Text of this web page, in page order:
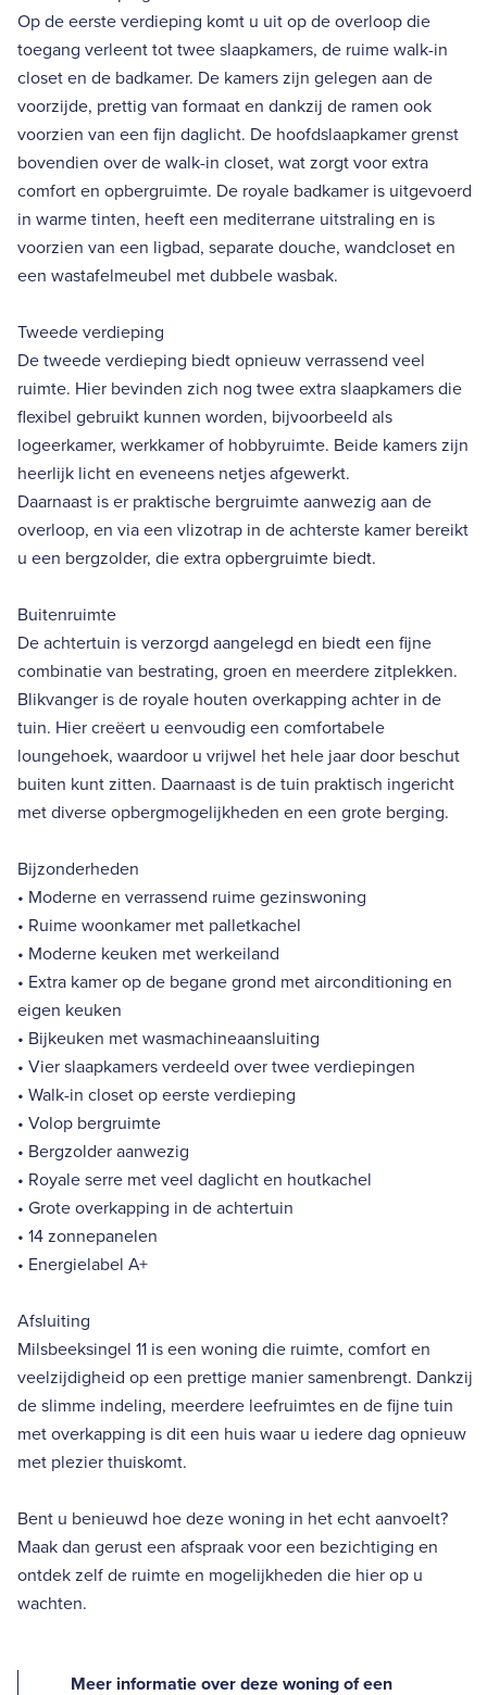
Op de eerste verdieping komt u uit op de overloop die
toegang verleent tot twee slaapkamers, de ruime walk-in
closet en de badkamer. De kamers zijn gelegen aan de
voorzijde, prettig van formaat en dankzij de ramen ook
voorzien van een fijn daglicht. De hoofdslaapkamer grenst
bovendien over de walk-in closet, wat zorgt voor extra
comfort en opbergruimte. De royale badkamer is uitgevoerd
in warme tinten, heeft een mediterrane uitstraling en is
voorzien van een ligbad, separate douche, wandcloset en
een wastafelmeubel met dubbele wasbak.
Tweede verdieping
De tweede verdieping biedt opnieuw verrassend veel
ruimte. Hier bevinden zich nog twee extra slaapkamers die
flexibel gebruikt kunnen worden, bijvoorbeeld als
logeerkamer, werkkamer of hobbyruimte. Beide kamers zijn
heerlijk licht en eveneens netjes afgewerkt.
Daarnaast is er praktische bergruimte aanwezig aan de
overloop, en via een vlizotrap in de achterste kamer bereikt
u een bergzolder, die extra opbergruimte biedt.
Buitenruimte
De achtertuin is verzorgd aangelegd en biedt een fijne
combinatie van bestrating, groen en meerdere zitplekken.
Blikvanger is de royale houten overkapping achter in de
tuin. Hier creëert u eenvoudig een comfortabele
loungehoek, waardoor u vrijwel het hele jaar door beschut
buiten kunt zitten. Daarnaast is de tuin praktisch ingericht
met diverse opbergmogelijkheden en een grote berging.
Bijzonderheden
• Moderne en verrassend ruime gezinswoning
• Ruime woonkamer met palletkachel
• Moderne keuken met werkeiland
• Extra kamer op de begane grond met airconditioning en
eigen keuken
• Bijkeuken met wasmachineaansluiting
• Vier slaapkamers verdeeld over twee verdiepingen
• Walk-in closet op eerste verdieping
• Volop bergruimte
• Bergzolder aanwezig
• Royale serre met veel daglicht en houtkachel
• Grote overkapping in de achtertuin
• 14 zonnepanelen
• Energielabel A+
Afsluiting
Milsbeeksingel 11 is een woning die ruimte, comfort en
veelzijdigheid op een prettige manier samenbrengt. Dankzij
de slimme indeling, meerdere leefruimtes en de fijne tuin
met overkapping is dit een huis waar u iedere dag opnieuw
met plezier thuiskomt.
Bent u benieuwd hoe deze woning in het echt aanvoelt?
Maak dan gerust een afspraak voor een bezichtiging en
ontdek zelf de ruimte en mogelijkheden die hier op u
wachten.
Meer informatie over deze woning of een